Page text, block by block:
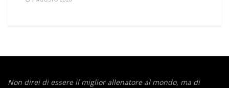
Non direi di essere il miglior allenatore al mondo, ma di